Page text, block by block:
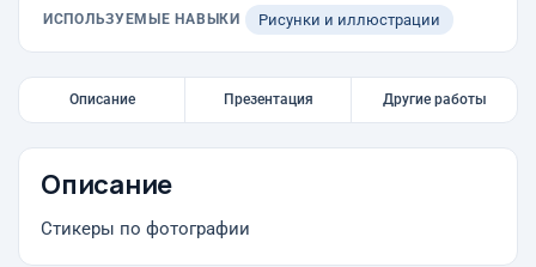
ИСПОЛЬЗУЕМЫЕ НАВЫКИ Рисунки и иллюстрации
Описание Презентация Другие работы
Описание
Стикеры по фотографии